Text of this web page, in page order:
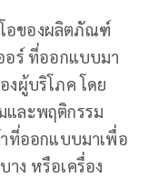
อของผลิตภัณฑ์
อร์ ที่ออกแบบมา
งผู้บริโภค โดย
และพฤติกรรม
าที่ออกแบบมาเพื่อ
ง หรือเครื่อง